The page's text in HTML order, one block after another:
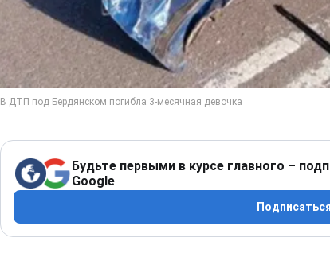
Будьте первыми в курсе главного –
Google
Подписаться